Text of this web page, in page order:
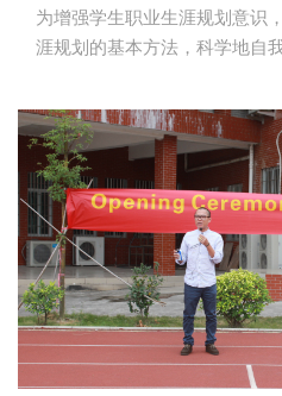
为增强学生职业生涯规划意识
涯规划的基本方法，科学地自
月份起，开展“规划职业未来，
职业生涯规划大赛活动。10月
行政楼308室圆满举行，学生
支书记徐超，就业指导中心主
律系老师叶小办等领导和老师出席
场，7名入围选手同台PK，他
认知、目标定位、实施计划...